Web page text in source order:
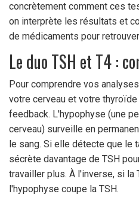
concrètement comment ces
on interprète les résultats et
de médicaments pour
Le duo TSH et T4 :
Pour comprendre vos
votre cerveau et votre
feedback. L'hypophyse (une
cerveau) surveille en
le sang. Si elle détecte que le
sécrète davantage de TSH
travailler plus. À l'inverse, si la
l'hypophyse coupe la TSH.